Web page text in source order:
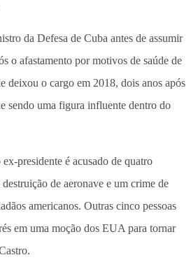
da Defesa de Cuba antes de assumir
o afastamento por motivos de saúde de
deixou o cargo em 2018, dois anos após
sendo uma figura influente dentro do
presidente é acusado de quatro
de aeronave e um crime de
americanos. Outras cinco pessoas
em uma moção dos EUA para tornar